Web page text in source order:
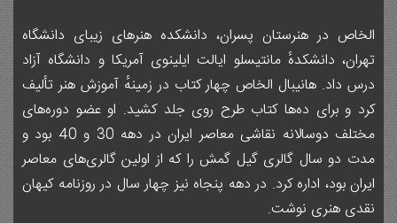
الخاص در هنرستان پسران، دانشکده هنرهای زیبای دانشگاه
تهران، دانشکدهٔ مانتیسلو ایالت ایلینوی آمریکا و دانشگاه آزاد
درس داد. هانیبال الخاص چهار کتاب در زمینهٔ آموزش هنر تألیف
کرد و برای ده‌ها کتاب طرح روی جلد کشید. او عضو دوره‌های
مختلف دوسالانه نقاشی معاصر ایران در دهه ۳۰ و ۴۰ بود و
مدت دو سال گالری گیل گمش را که از اولین گالری‌های معاصر
ایران بود، اداره کرد. در دهه پنجاه نیز چهار سال در روزنامه کیهان
نقدی هنری نوشت.